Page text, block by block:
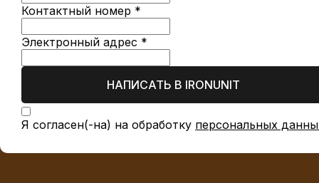
Контактный номер *
Электронный адрес *
НАПИСАТЬ В IRONUNIT
Я согласен(-на) на обработку персональных